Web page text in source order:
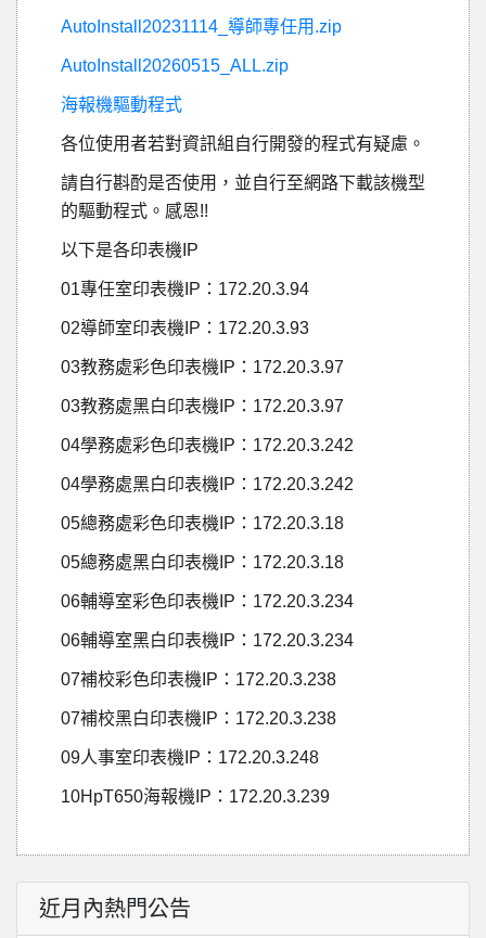
AutoInstall20231114_導師專任用.zip
AutoInstall20260515_ALL.zip
海報機驅動程式
各位使用者若對資訊組自行開發的程式有疑慮。
請自行斟酌是否使用，並自行至網路下載該機型
的驅動程式。感恩!!
以下是各印表機IP
01專任室印表機IP：172.20.3.94
02導師室印表機IP：172.20.3.93
03教務處彩色印表機IP：172.20.3.97
03教務處黑白印表機IP：172.20.3.97
04學務處彩色印表機IP：172.20.3.242
04學務處黑白印表機IP：172.20.3.242
05總務處彩色印表機IP：172.20.3.18
05總務處黑白印表機IP：172.20.3.18
06輔導室彩色印表機IP：172.20.3.234
06輔導室黑白印表機IP：172.20.3.234
07補校彩色印表機IP：172.20.3.238
07補校黑白印表機IP：172.20.3.238
09人事室印表機IP：172.20.3.248
10HpT650海報機IP：172.20.3.239
近月內熱門公告